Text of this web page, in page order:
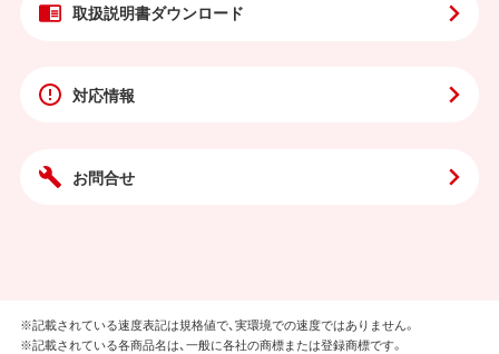
取扱説明書ダウンロード
対応情報
お問合せ
※記載されている速度表記は規格値で、実環境での速度ではありません。
※記載されている各商品名は、一般に各社の商標または登録商標です。